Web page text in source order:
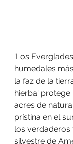
'Los
humedales
la faz de la
hierba' protege
acres de
prístina en el
los verdaderos
silvestre de